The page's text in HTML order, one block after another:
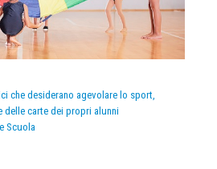
che desiderano agevolare lo sport,
delle carte dei propri alunni
Scuola